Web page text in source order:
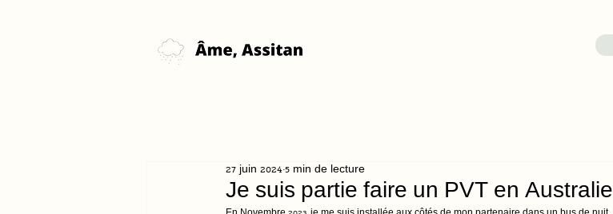
Je suis partie faire un PVT en Australie
27 juin 2024 5 min de lecture